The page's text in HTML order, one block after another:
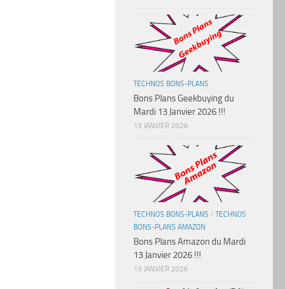
TECHNOS BONS-PLANS
Bons Plans Geekbuying du
Mardi 13 Janvier 2026 !!!
13 JANVIER 2026
TECHNOS BONS-PLANS / TECHNOS
BONS-PLANS AMAZON
Bons Plans Amazon du Mardi
13 Janvier 2026 !!!
13 JANVIER 2026